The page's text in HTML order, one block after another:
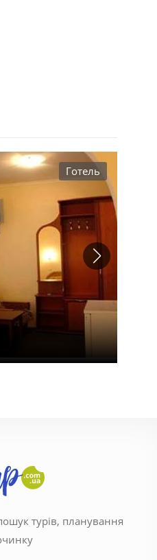
Готель
турів, планування